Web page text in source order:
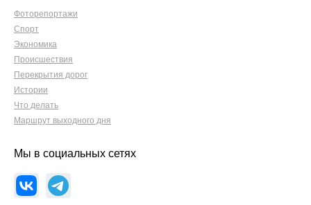
Фоторепортажи
Спорт
Экономика
Происшествия
Перекрытия дорог
Истории
Что делать
Маршрут выходного дня
Мы в социальных сетях